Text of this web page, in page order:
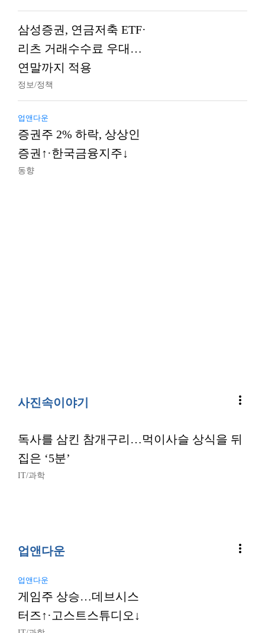
삼성증권, 연금저축 ETF·
리츠 거래수수료 우대…
연말까지 적용
정보/정책
업앤다운
증권주 2% 하락, 상상인
증권↑·한국금융지주↓
동향
사진속이야기 more_vert
독사를 삼킨 참개구리…먹이사슬 상식을 뒤
집은 ‘5분’
IT/과학
업앤다운 more_vert
업앤다운
게임주 상승…데브시스
터즈↑·고스트스튜디오↓